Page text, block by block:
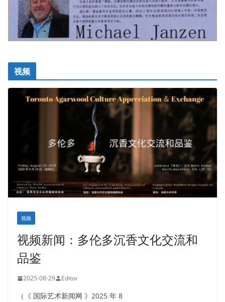
视频
视频
视频新闻：多伦多沉香文化交流和
品鉴
2025-08-29 Editor
（《 国际艺术新闻网 》2025 年 8